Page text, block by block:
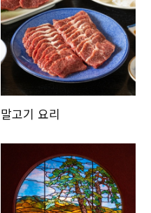
말고기 요리